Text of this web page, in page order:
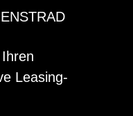
Leasing-